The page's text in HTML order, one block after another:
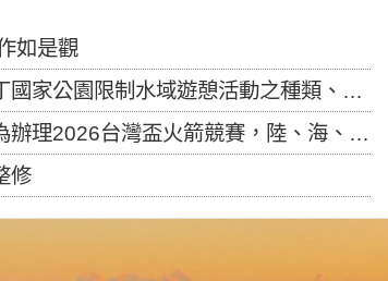
如是觀
制水域遊憩活動之種類、範圍、時間及行為」，自即日生效。
盃火箭競賽，陸、海、空域警戒及協調相關事宜，因颱風備案事宜
修